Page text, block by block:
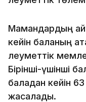
Мамандардың
кейін баланың
әлеуметтік
Бірінші-үшінші
баладан кейін
жасалады.